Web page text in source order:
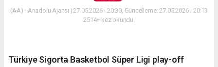
(AA) - Anadolu Ajansı | 27.05.2026 - 20:30, Güncelleme: 27.05.2026 - 20:13
2514+ kez okundu.
Türkiye Sigorta Basketbol Süper Ligi play-off